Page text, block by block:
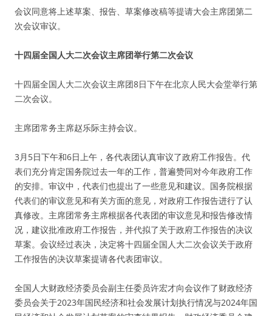
会议同意将上述草案、报告、草案修改稿等提请大会主席团第二
次会议审议。
十四届全国人大二次会议主席团举行第二次会议
十四届全国人大二次会议主席团8日下午在北京人民大会堂举行第
二次会议。
主席团常务主席赵乐际主持会议。
3月5日下午和6日上午，各代表团认真审议了政府工作报告。代
表们充分肯定国务院过去一年的工作，普遍赞同对今年政府工作
的安排。审议中，代表们也提出了一些意见和建议。国务院根据
代表们的审议意见和有关方面的意见，对政府工作报告进行了认
真修改。主席团常务主席根据各代表团的审议意见和报告修改情
况，建议批准政府工作报告，并代拟了关于政府工作报告的决议
草案。会议经过表决，决定将十四届全国人大二次会议关于政府
工作报告的决议草案提请各代表团审议。
全国人大财政经济委员会副主任委员许宏才向会议作了财政经济
委员会关于2023年国民经济和社会发展计划执行情况与2024年国